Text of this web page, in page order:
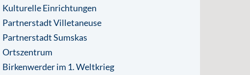
Kulturelle Einrichtungen
Partnerstadt Villetaneuse
Partnerstadt Sumskas
Ortszentrum
Birkenwerder im 1. Weltkrieg